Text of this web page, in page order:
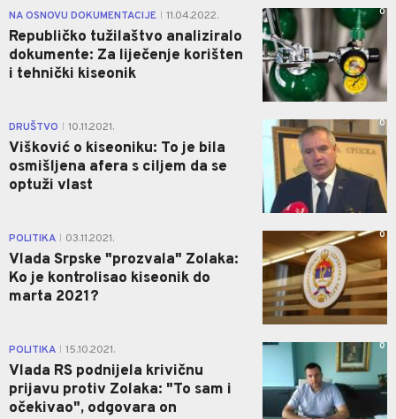
NA OSNOVU DOKUMENTACIJE 11.04.2022.
Republičko tužilaštvo analiziralo
dokumente: Za liječenje korišten
i tehnički kiseonik
0
DRUŠTVO 10.11.2021.
Višković o kiseoniku: To je bila
osmišljena afera s ciljem da se
optuži vlast
0
POLITIKA 03.11.2021.
Vlada Srpske "prozvala" Zolaka:
Ko je kontrolisao kiseonik do
marta 2021?
0
POLITIKA 15.10.2021.
Vlada RS podnijela krivičnu
prijavu protiv Zolaka: "To sam i
očekivao", odgovara on
0